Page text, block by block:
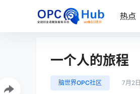
热点
一个人的旅程
脑世界OPC社区 7月2日